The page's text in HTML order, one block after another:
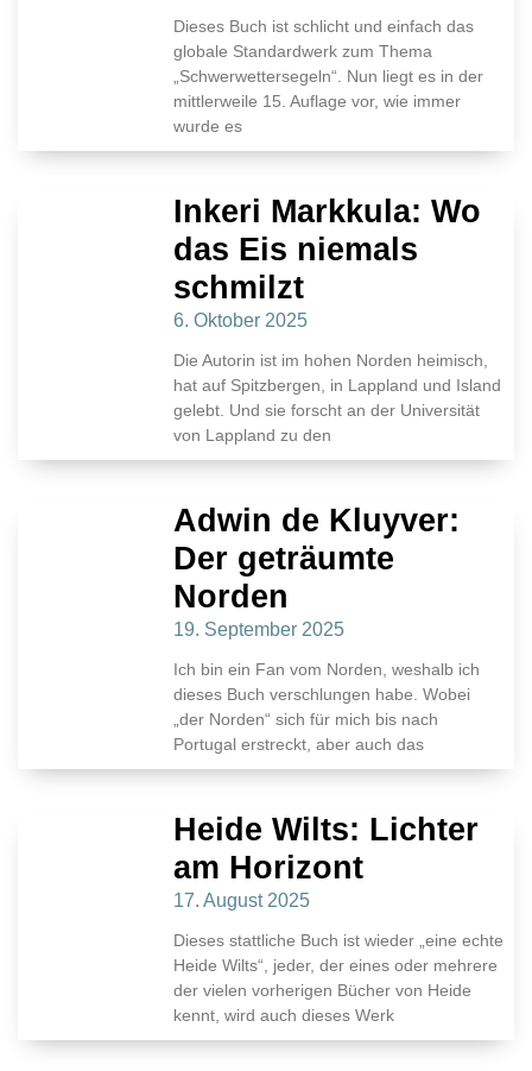
Dieses Buch ist schlicht und einfach das
globale Standardwerk zum Thema
„Schwerwettersegeln“. Nun liegt es in der
mittlerweile 15. Auflage vor, wie immer
wurde es
Inkeri Markkula: Wo
das Eis niemals
schmilzt
6. Oktober 2025
Die Autorin ist im hohen Norden heimisch,
hat auf Spitzbergen, in Lappland und Island
gelebt. Und sie forscht an der Universität
von Lappland zu den
Adwin de Kluyver:
Der geträumte
Norden
19. September 2025
Ich bin ein Fan vom Norden, weshalb ich
dieses Buch verschlungen habe. Wobei
„der Norden“ sich für mich bis nach
Portugal erstreckt, aber auch das
Heide Wilts: Lichter
am Horizont
17. August 2025
Dieses stattliche Buch ist wieder „eine echte
Heide Wilts“, jeder, der eines oder mehrere
der vielen vorherigen Bücher von Heide
kennt, wird auch dieses Werk